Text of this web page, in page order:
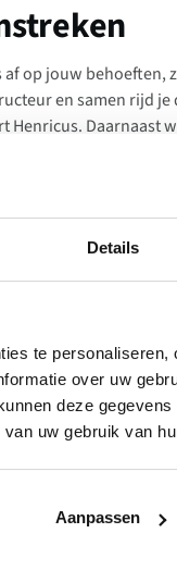
Details
te
over uw
deze
uw gebruik van
Aanpassen
af op jouw behoeften,
en samen rijd je
Henricus. Daarnaast
dus autorijlessen
en behaal je
om alle lessen in
je hebt. Je volgt
binnen 30 dagen
rijlessen bij Nationale
gratis!